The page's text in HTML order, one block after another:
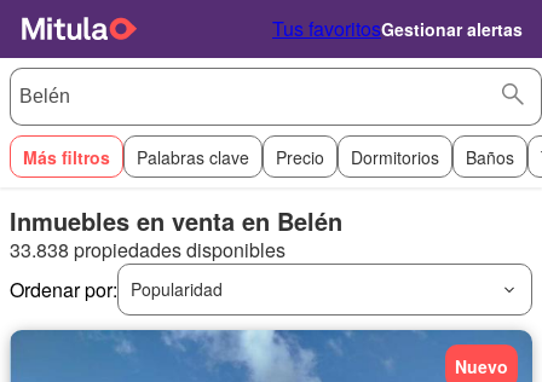
Tus favoritosGestionar alertas
Más filtros Palabras clave Precio Dormitorios Baños
Inmuebles en venta en Belén
33.838 propiedades disponibles
Ordenar por:
Popularidad
Nuevo